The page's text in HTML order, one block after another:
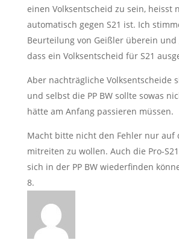
einen Volksentscheid zu sein, heisst
automatisch gegen S21 ist. Ich
Beurteilung von Geißler überein und
dass ein Volksentscheid für S21
Aber nachträgliche Volksentscheide
und selbst die PP BW sollte sowas
hätte am Anfang passieren müssen.
Macht bitte nicht den Fehler nur auf
mitreiten zu wollen. Auch die Pro-
sich in der PP BW wiederfinden